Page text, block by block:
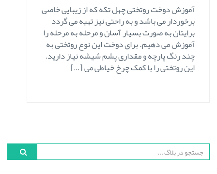
آموزش دوخت روتختی چهل تکه که از زیبایی خاصی
برخوردار می باشد و به راحتی نیز تهیه می گردد
برایتان به صورت بسیار آسان و مرحله به مرحله را
آموزش می دهیم. برای دوخت این نوع روتختی به
چند رنگ پارچه و مقداری پشم شیشه نیاز دارید.
این روتختی را با کمک چرخ خیاطی می […]